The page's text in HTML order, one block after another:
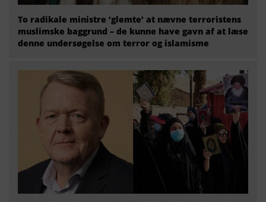
To radikale ministre ‘glemte’ at nævne terroristens
muslimske baggrund – de kunne have gavn af at læse
denne undersøgelse om terror og islamisme